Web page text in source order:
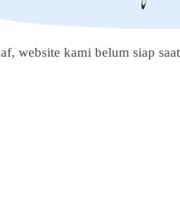
website kami belum siap